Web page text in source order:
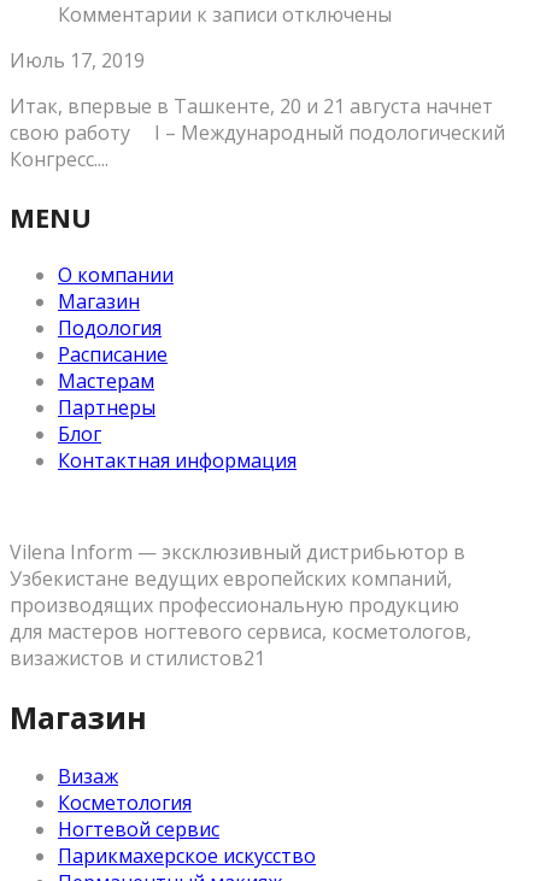
Комментарии к записи отключены
Июль 17, 2019
Итак, впервые в Ташкенте, 20 и 21 августа начнет
свою работу ⠀ I – Международный подологический
Конгресс....
MENU
О компании
Магазин
Подология
Расписание
Мастерам
Партнеры
Блог
Контактная информация
Vilena Inform — эксклюзивный дистрибьютор в
Узбекистане ведущих европейских компаний,
производящих профессиональную продукцию
для мастеров ногтевого сервиса, косметологов,
визажистов и стилистов21
Магазин
Визаж
Косметология
Ногтевой сервис
Парикмахерское искусство